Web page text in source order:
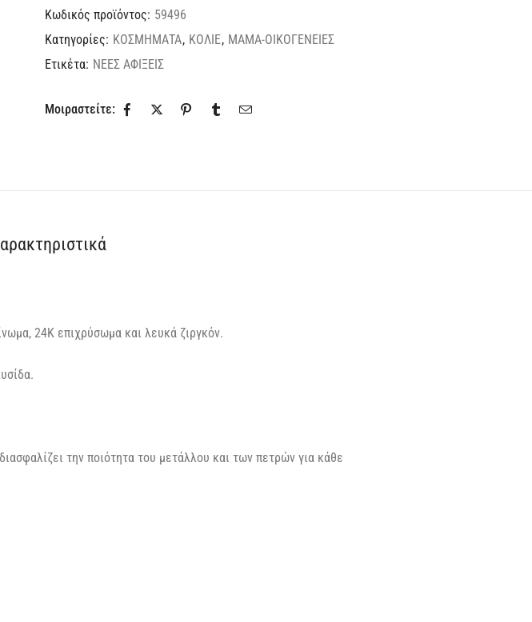
Κωδικός προϊόντος: 59496
Κατηγορίες: ΚΟΣΜΗΜΑΤΑ, ΚΟΛΙΕ, ΜΑΜΑ-ΟΙΚΟΓΕΝΕΙΕΣ
Ετικέτα: ΝΕΕΣ ΑΦΙΞΕΙΣ
Μοιραστείτε:
24Κ επιχρύσωμα και λευκά ζιργκόν.
την ποιότητα του μετάλλου και των πετρών για κάθε